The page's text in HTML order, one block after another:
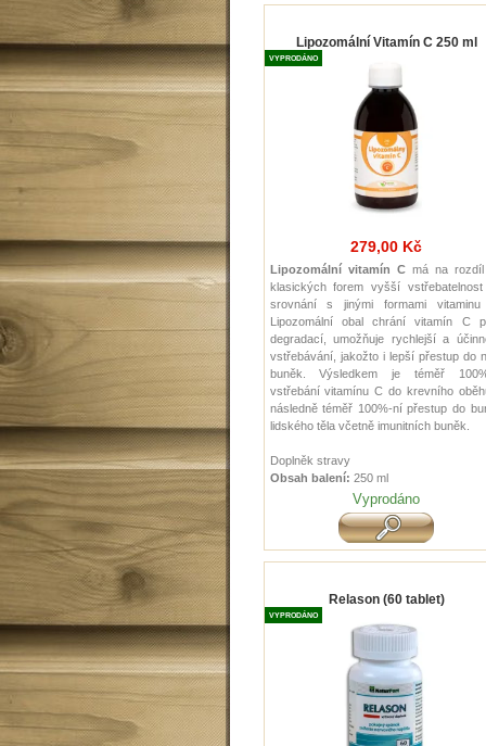
Lipozomální Vitamín C 250 ml
VYPRODÁNO
279,00 Kč
Lipozomální vitamín Cmá na rozdíl
klasických forem vyšší
srovnání s jinými formami
Lipozomální obal chrání vitamín C
degradací, umožňuje rychlejší a
vstřebávání, jakožto i lepší přestup do
buněk. Výsledkem je téměř
vstřebání vitamínu C do krevního
následně téměř 100%-ní přestup do
lidského těla včetně imunitních buněk.
Doplněk stravy
Obsah balení: 250 ml
Vyprodáno
Relason (60 tablet)
VYPRODÁNO